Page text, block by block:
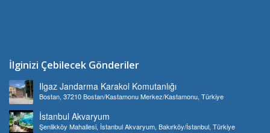
İlginizi Çebilecek Gönderiler
Ilgaz Jandarma Karakol Komutanlığı
Bostan, 37210 Bostan/Kastamonu Merkez/Kastamonu, Türkiye
İstanbul Akvaryum
Şenlikköy Mahallesi, İstanbul Akvaryum, Bakırköy/İstanbul, Türkiye